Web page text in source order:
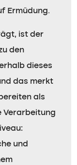
Ermüdung.
ist der
den
dieses
das merkt
als
Verarbeitung
und